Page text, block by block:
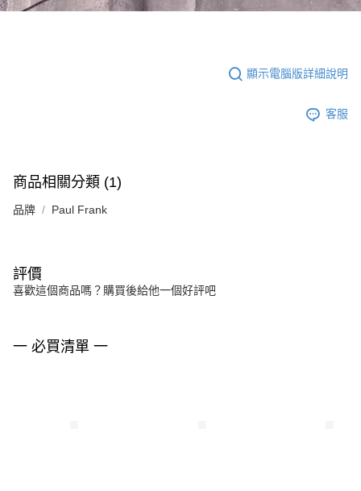
顯示電腦版詳細說明
客服
商品相關分類 (1)
品牌 Paul Frank
評價
喜歡這個商品嗎？購買後給他一個好評吧
一 必買清單 一